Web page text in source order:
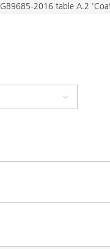
GB9685-2016 table A.2